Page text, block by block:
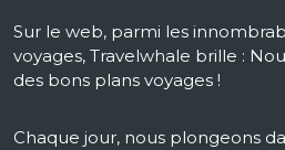
Sur le web, parmi les
voyages, Travelwhale brille :
des bons plans voyages !
Chaque jour, nous plongeons